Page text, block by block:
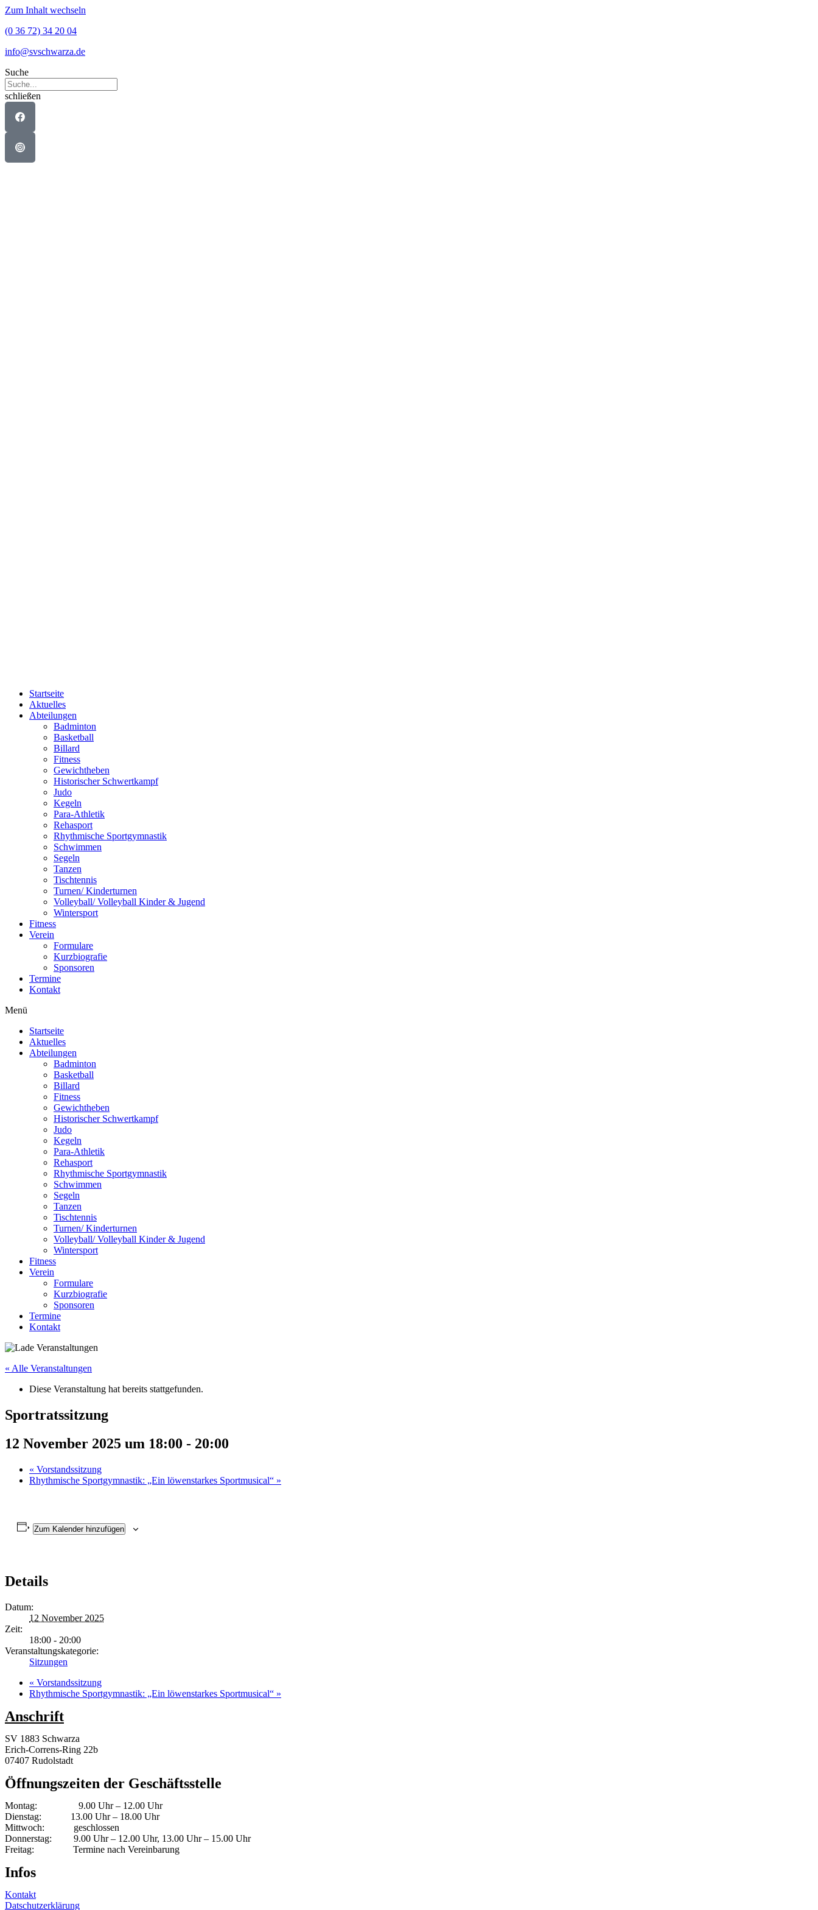
Zum Inhalt wechseln
(0 36 72) 34 20 04
info@svschwarza.de
Suche
schließen
Startseite
Aktuelles
Abteilungen
Badminton
Basketball
Billard
Fitness
Gewichtheben
Historischer Schwertkampf
Judo
Kegeln
Para-Athletik
Rehasport
Rhythmische Sportgymnastik
Schwimmen
Segeln
Tanzen
Tischtennis
Turnen/ Kinderturnen
Volleyball/ Volleyball Kinder & Jugend
Wintersport
Fitness
Verein
Formulare
Kurzbiografie
Sponsoren
Termine
Kontakt
Menü
Startseite
Aktuelles
Abteilungen
Badminton
Basketball
Billard
Fitness
Gewichtheben
Historischer Schwertkampf
Judo
Kegeln
Para-Athletik
Rehasport
Rhythmische Sportgymnastik
Schwimmen
Segeln
Tanzen
Tischtennis
Turnen/ Kinderturnen
Volleyball/ Volleyball Kinder & Jugend
Wintersport
Fitness
Verein
Formulare
Kurzbiografie
Sponsoren
Termine
Kontakt
« Alle Veranstaltungen
Diese Veranstaltung hat bereits stattgefunden.
Sportratssitzung
12 November 2025 um 18:00 - 20:00
« Vorstandssitzung
Rhythmische Sportgymnastik: „Ein löwenstarkes Sportmusical“ »
Zum Kalender hinzufügen
Details
Datum:
12 November 2025
Zeit:
18:00 - 20:00
Veranstaltungskategorie:
Sitzungen
« Vorstandssitzung
Rhythmische Sportgymnastik: „Ein löwenstarkes Sportmusical“ »
Anschrift
SV 1883 Schwarza
Erich-Correns-Ring 22b
07407 Rudolstadt
Öffnungszeiten der Geschäftsstelle
Montag: 9.00 Uhr – 12.00 Uhr
Dienstag: 13.00 Uhr – 18.00 Uhr
Mittwoch: geschlossen
Donnerstag: 9.00 Uhr – 12.00 Uhr, 13.00 Uhr – 15.00 Uhr
Freitag: Termine nach Vereinbarung
Infos
Kontakt
Datschutzerklärung